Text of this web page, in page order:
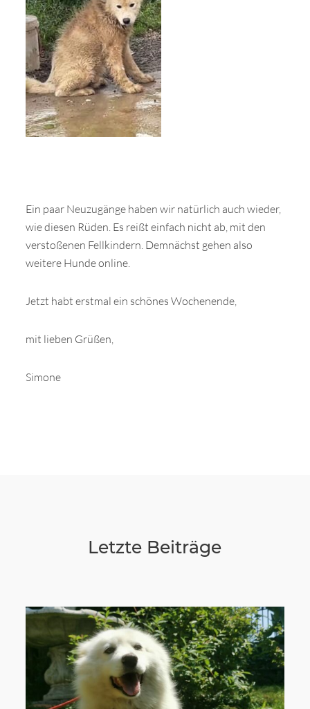
Ein paar Neuzugänge haben wir natürlich auch wieder,
wie diesen Rüden. Es reißt einfach nicht ab, mit den
verstoßenen Fellkindern. Demnächst gehen also
weitere Hunde online.
Jetzt habt erstmal ein schönes Wochenende,
mit lieben Grüßen,
Simone
Letzte Beiträge